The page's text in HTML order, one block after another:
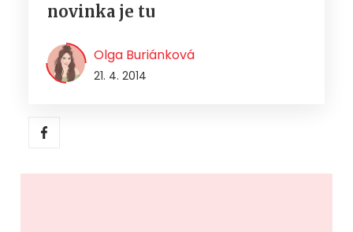
novinka je tu
Olga Buriánková
21. 4. 2014